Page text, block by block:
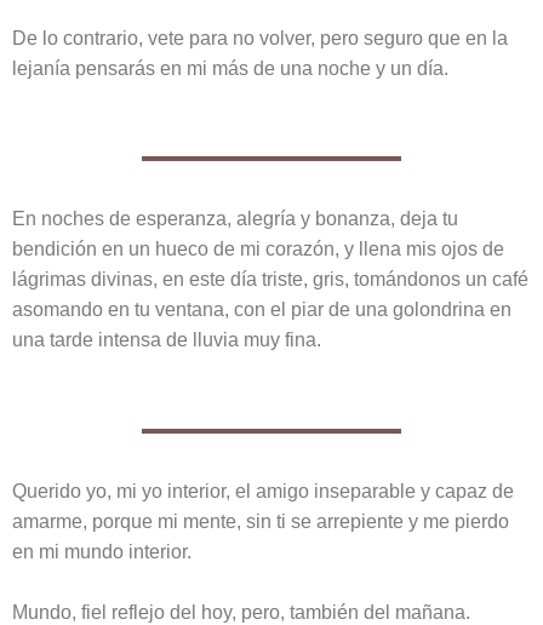
De lo contrario, vete para no volver, pero seguro que en la
lejanía pensarás en mi más de una noche y un día.
En noches de esperanza, alegría y bonanza, deja tu
bendición en un hueco de mi corazón, y llena mis ojos de
lágrimas divinas, en este día triste, gris, tomándonos un café
asomando en tu ventana, con el piar de una golondrina en
una tarde intensa de lluvia muy fina.
Querido yo, mi yo interior, el amigo inseparable y capaz de
amarme, porque mi mente, sin ti se arrepiente y me pierdo
en mi mundo interior.
Mundo, fiel reflejo del hoy, pero, también del mañana.